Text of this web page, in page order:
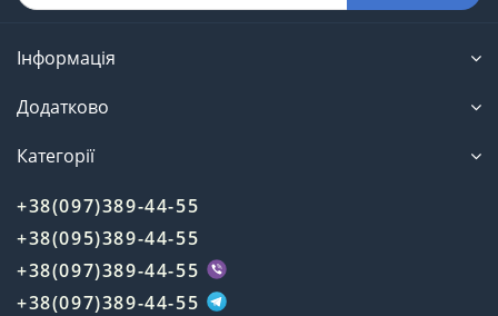
Інформація
Додатково
Категорії
+38(097)389-44-55
+38(095)389-44-55
+38(097)389-44-55
+38(097)389-44-55